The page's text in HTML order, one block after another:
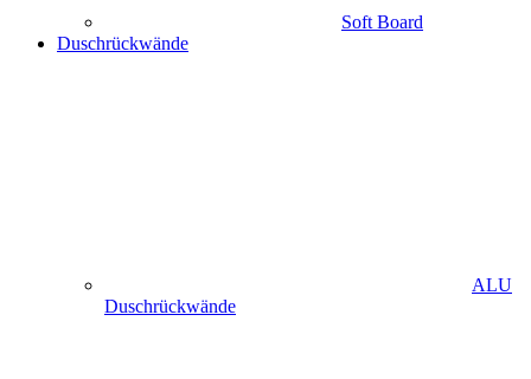
Soft Board
Duschrückwände
ALU
Duschrückwände